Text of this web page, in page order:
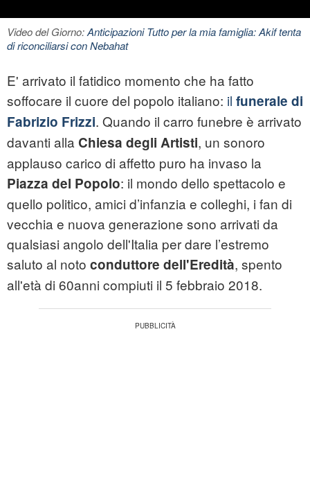
Video del Giorno:Anticipazioni Tutto per la mia famiglia: Akif tenta
di riconciliarsi con Nebahat
E' arrivato il fatidico momento che ha fatto
soffocare il cuore del popolo italiano: il funerale di
Fabrizio Frizzi. Quando il carro funebre è arrivato
davanti alla Chiesa degli Artisti, un sonoro
applauso carico di affetto puro ha invaso la
Piazza del Popolo: il mondo dello spettacolo e
quello politico, amici d’infanzia e colleghi, i fan di
vecchia e nuova generazione sono arrivati da
qualsiasi angolo dell'Italia per dare l’estremo
saluto al noto conduttore dell'Eredità, spento
all'età di 60anni compiuti il 5 febbraio 2018.